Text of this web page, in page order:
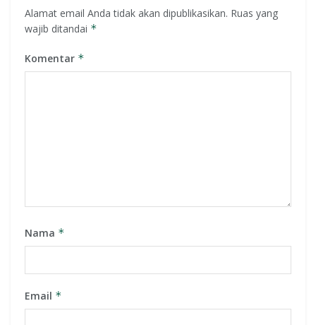
Alamat email Anda tidak akan dipublikasikan. Ruas yang
wajib ditandai *
Komentar *
Nama *
Email *